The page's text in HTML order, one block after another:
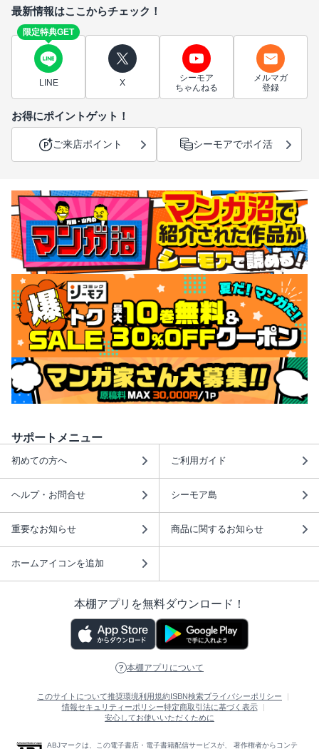
最新情報はここからチェック！
限定特典GET
LINE X
シーモア
ちゃんねる
メルマガ
登録
お得にポイントゲット！
ご来店ポイント シーモアでポイ活
サポートメニュー
初めての方へ ご利用ガイド
ヘルプ・お問合せ シーモア島
重要なお知らせ 商品に関するお知らせ
ホームアイコンを追加
本棚アプリを無料ダウンロード！
本棚アプリについて
このサイトについて推奨環境利用規約ISBN検索プライバシーポリシー
情報セキュリティーポリシー特定商取引法に基づく表示
安心してお使いいただくために
ABJマークは、この電子書店・電子書籍配信サービスが、 著作権者からコンテ